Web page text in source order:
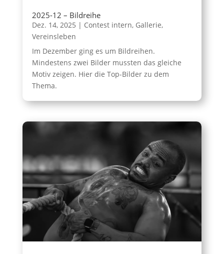
2025-12 – Bildreihe
Dez. 14, 2025 | Contest intern, Gallerie,
Vereinsleben
Im Dezember ging es um Bildreihen.
Mindestens zwei Bilder mussten das gleiche
Motiv zeigen. Hier die Top-Bilder zu dem
Thema.